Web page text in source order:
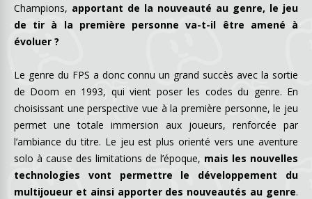
Champions, apportant de la nouveauté au genre, le jeu
de tir à la première personne va-t-il être amené à
évoluer ?
Le genre du FPS a donc connu un grand succès avec la sortie
de Doom en 1993, qui vient poser les codes du genre. En
choisissant une perspective vue à la première personne, le jeu
permet une totale immersion aux joueurs, renforcée par
l’ambiance du titre. Le jeu est plus orienté vers une aventure
solo à cause des limitations de l’époque, mais les nouvelles
technologies vont permettre le développement du
multijoueur et ainsi apporter des nouveautés au genre.